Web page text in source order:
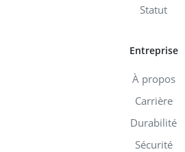
Statut
Entreprise
À propos
Carrière
Durabilité
Sécurité